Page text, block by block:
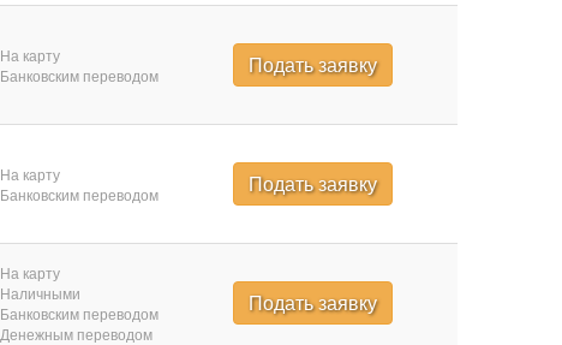
На карту
Банковским переводом
Подать заявку
На карту
Банковским переводом
Подать заявку
На карту
Наличными
Банковским переводом
Денежным переводом
Подать заявку